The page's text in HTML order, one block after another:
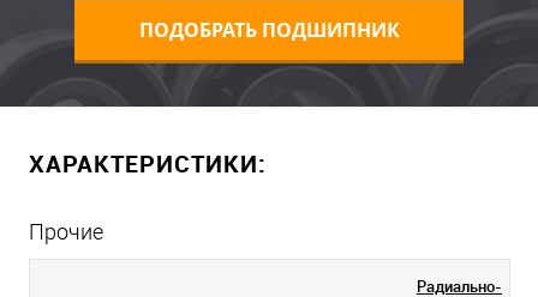
ПОДОБРАТЬ ПОДШИПНИК
ХАРАКТЕРИСТИКИ:
Прочие
Радиально-